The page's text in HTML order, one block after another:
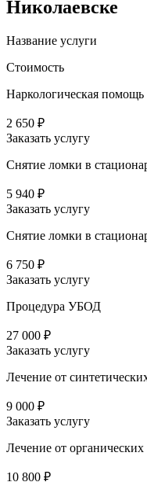
Николаевске
Название услуги
Стоимость
Наркологическая
2 650 ₽
Заказать услугу
Снятие ломки в
5 940 ₽
Заказать услугу
Снятие ломки в
6 750 ₽
Заказать услугу
Процедура УБОД
27 000 ₽
Заказать услугу
Лечение от
9 000 ₽
Заказать услугу
Лечение от
10 800 ₽